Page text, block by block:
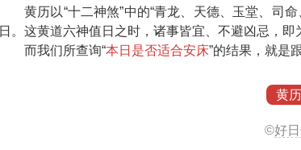
黄历以“十二神煞”中的“青龙、天德、玉堂、司
日。这黄道六神值日之时，诸事皆宜、不避凶忌，即
而我们所查询“本日是否适合安床”的结果，就是
黄
©好